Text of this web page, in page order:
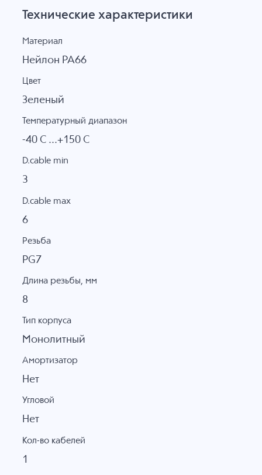
Технические характеристики
Материал
Нейлон PA66
Цвет
Зеленый
Температурный диапазон
-40 C ...+150 C
D.cable min
3
D.cable max
6
Резьба
PG7
Длина резьбы, мм
8
Тип корпуса
Монолитный
Амортизатор
Нет
Угловой
Нет
Кол-во кабелей
1